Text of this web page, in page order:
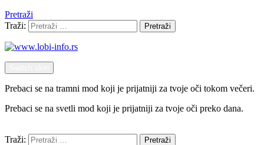
Pretraži
Traži:
Pretraži
Prebaci se na tramni mod koji je prijatniji za tvoje oči tokom večeri.
Prebaci se na svetli mod koji je prijatniji za tvoje oči preko dana.
Traži:
Pretraži